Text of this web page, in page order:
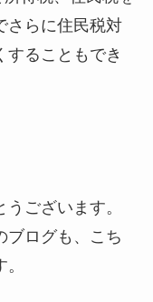
さらに住民税対
することもでき
ございます。
ブログも、こち